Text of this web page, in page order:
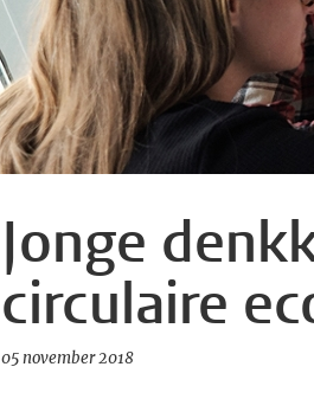
Jonge
circulaire
05 november 2018